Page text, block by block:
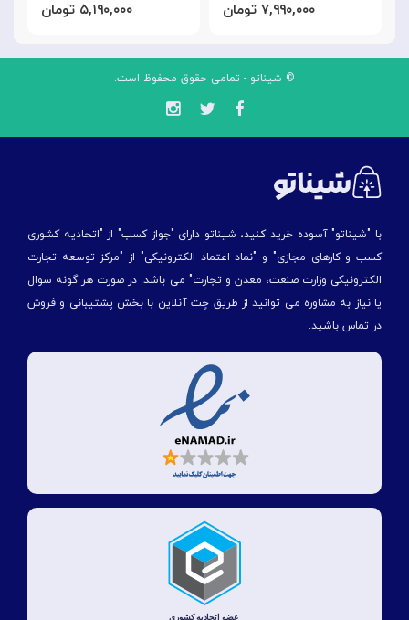
۵,۱۹۰,۰۰۰ تومان ۷,۹۹۰,۰۰۰ تومان
© شیناتو - تمامی حقوق محفوظ است.
با "شیناتو" آسوده خرید کنید، شیناتو دارای "جواز کسب" از "اتحادیه کشوری
کسب و کارهای مجازی" و "نماد اعتماد الکترونیکی" از "مركز توسعه تجارت
الكترونیكی وزارت صنعت، معدن و تجارت" می باشد. در صورت هر گونه سوال
یا نیاز به مشاوره می توانید از طریق چت آنلاین با بخش پشتیبانی و فروش
در تماس باشید.